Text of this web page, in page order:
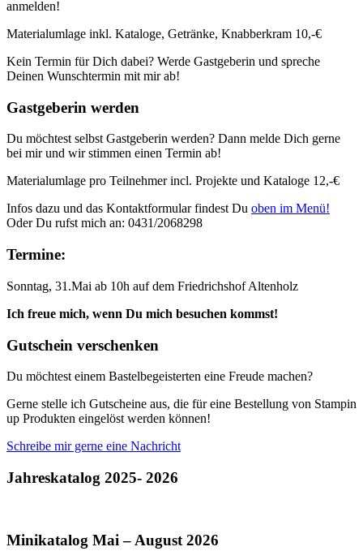
anmelden!
Materialumlage inkl. Kataloge, Getränke, Knabberkram 10,-€
Kein Termin für Dich dabei? Werde Gastgeberin und spreche
Deinen Wunschtermin mit mir ab!
Gastgeberin werden
Du möchtest selbst Gastgeberin werden? Dann melde Dich gerne
bei mir und wir stimmen einen Termin ab!
Materialumlage pro Teilnehmer incl. Projekte und Kataloge 12,-€
Infos dazu und das Kontaktformular findest Du oben im Menü!
Oder Du rufst mich an: 0431/2068298
Termine:
Sonntag, 31.Mai ab 10h auf dem Friedrichshof Altenholz
Ich freue mich, wenn Du mich besuchen kommst!
Gutschein verschenken
Du möchtest einem Bastelbegeisterten eine Freude machen?
Gerne stelle ich Gutscheine aus, die für eine Bestellung von Stampin
up Produkten eingelöst werden können!
Schreibe mir gerne eine Nachricht
Jahreskatalog 2025- 2026
Minikatalog Mai – August 2026